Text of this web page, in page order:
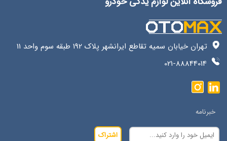
تهران خیابان سمیه تقاطع ایرانشهر پلاک 192 طبقه سوم واحد 11
021-88844014
خبرنامه
اشتراک